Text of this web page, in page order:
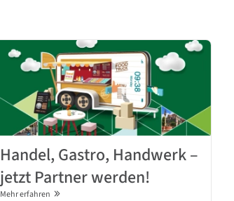
Handel, Gastro, Handwerk –
jetzt Partner werden!
Mehr erfahren